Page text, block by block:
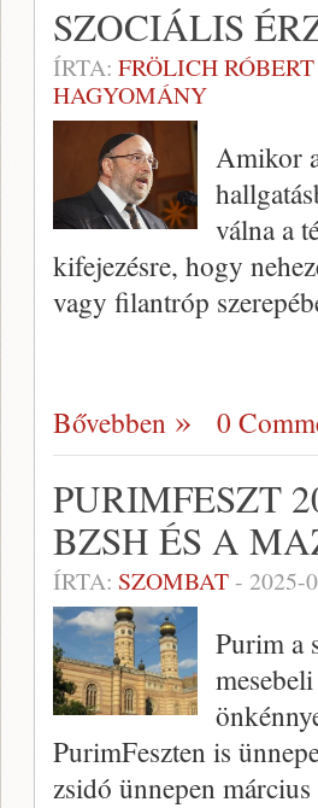
SZOCIÁLIS
ÍRTA: FRÖLICH
HAGYOMÁNY
Amikor
válna a
kifejezésre, hogy
vagy filantróp
Bővebben 0
PURIMFESZT
BZSH ÉS A
ÍRTA: SZOMBAT- 2025-
Purim a
PurimFeszten is
zsidó ünnepen